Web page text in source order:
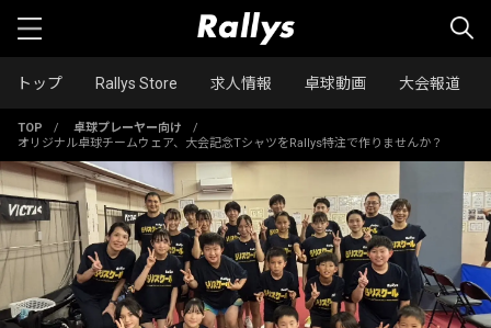
トップ Rallys Store 求人情報 卓球動画 大会報道
TOP / 卓球プレーヤー向け
/
オリジナル卓球チームウェア、大会記念TシャツをRallys特注で作りませんか？